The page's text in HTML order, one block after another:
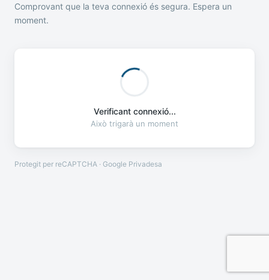
Comprovant que la teva connexió és segura. Espera un
moment.
Verificant connexió...
Això trigarà un moment
Protegit per reCAPTCHA · Google Privadesa